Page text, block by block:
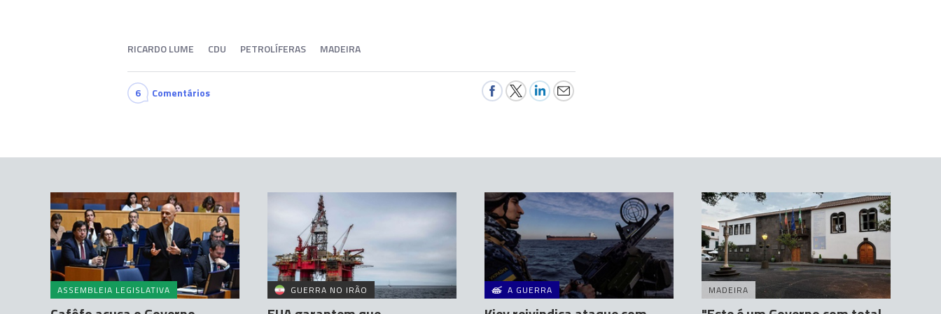
RICARDO LUME CDU PETROLÍFERAS MADEIRA
6 Comentários
ASSEMBLEIA LEGISLATIVA GUERRA NO IRÃO A GUERRA MADEIRA